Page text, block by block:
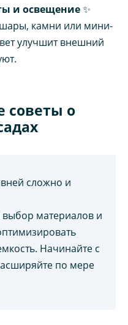
и освещение✨
камни или мини-
улучшит внешний
о
сложно и
материалов и
Начинайте с
по мере